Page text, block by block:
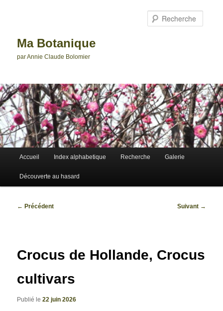
Ma Botanique
par Annie Claude Bolomier
Accueil Index alphabetique Recherche Galerie
Découverte au hasard
Navigation
← Précédent Suivant →
Crocus de Hollande, Crocus
cultivars
Publié le22 juin 2026